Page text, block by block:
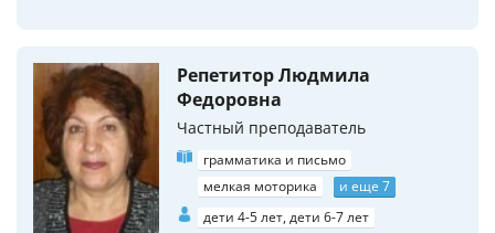
Репетитор Людмила
Федоровна
Частный преподаватель
грамматика и письмо
мелкая моторика
и еще 7
дети 4-5 лет, дети 6-7 лет